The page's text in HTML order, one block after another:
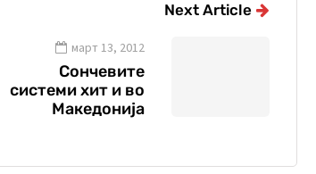
Next Article
март 13, 2012
Сончевите
системи хит и во
Македонија